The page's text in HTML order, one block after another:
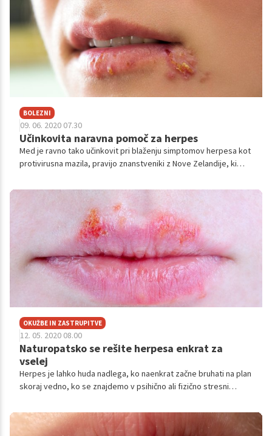
BOLEZNI
09. 06. 2020 07.30
Učinkovita naravna pomoč za herpes
Med je ravno tako učinkovit pri blaženju simptomov herpesa kot
protivirusna mazila, pravijo znanstveniki z Nove Zelandije, ki
zdravljenja pri blaženju posledic herpesa, brez težav uporabijo
OKUŽBE IN ZASTRUPITVE
12. 05. 2020 08.00
Naturopatsko se rešite herpesa enkrat za
vselej
Herpes je lahko huda nadlega, ko naenkrat začne bruhati na plan
skoraj vedno, ko se znajdemo v psihično ali fizično stresni
prepričana priznana naturopatinja Erika Brajnik. Poglejmo, kako.